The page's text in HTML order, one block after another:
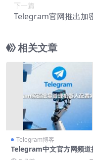
下一篇
Telegram官网推出加
相关文章
Telegram博客
Telegram中文官方网频道
荐Top50